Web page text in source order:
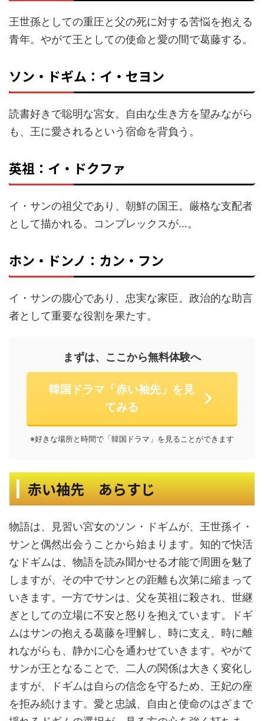
王世孫としての重圧と父の死に対する苦悩を抱える
青年。やがて王としての使命と愛の間で葛藤する。
ソン・ドギム：イ・セヨン
読書好きで聡明な宮女。自由な生き方を望みながら
も、王に愛されるという宿命を背負う。
英祖：イ・ドクファ
イ・サンの祖父であり、朝鮮の国王。厳格な支配者
として描かれる。コンプレックスが…。
ホン・ドンノ：カン・フン
イ・サンの腹心であり、忠実な家臣。政治的な助言
者として重要な役割を果たす。
まずは、ここから無料体験へ
韓国ドラマ「赤い袖先」を見
てみる
※好きな場所と時間で「韓国ドラマ」を見ることができます
赤い袖先 あらすじ
物語は、見習い宮女のソン・ドギムが、王世孫イ・
サンと偶然出会うことから始まります。知的で快活
なドギムは、物語を読み聞かせる才能で周囲を魅了
しますが、その中でサンとの距離も次第に縮まって
いきます。一方でサンは、父を英祖に殺され、世継
ぎとしての立場に不安と怒りを抱えています。ドギ
ムはサンの抱える葛藤を理解し、時に支え、時に離
れながらも、静かに心を通わせていきます。やがて
サンが王となることで、二人の関係は大きく変化し
ますが、ドギムは自らの信念を守るため、王妃の座
を拒み続けます。愛と忠誠、自由と使命のはざまで